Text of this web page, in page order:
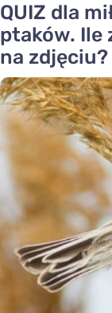
QUIZ dla
ptaków. Ile
na zdjęciu?